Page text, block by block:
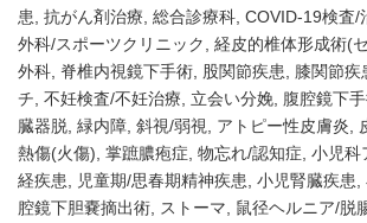
患 抗がん剤治療 総合診療科 COVID-19検査/
外科/スポーツクリニック
経皮的椎体形成術(
外科 脊椎内視鏡下手術 股関節疾患 膝関節疾
チ 不妊検査/不妊治療 立会い分娩 腹腔鏡下
臓器脱 緑内障 斜視/弱視 アトピー性皮膚炎
熱傷(火傷) 掌蹠膿疱症 物忘れ/認知症 小児科
経疾患
児童期/思春期精神疾患 小児腎臓疾患
腔鏡下胆嚢摘出術
ストーマ 鼠径ヘルニア/脱